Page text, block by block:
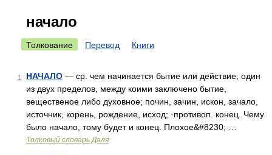
начало
Толкование Перевод Книги
1 НАЧАЛО — ср. чем начинается бытие или действие; один
из двух пределов, между коими заключено бытие,
вещественое либо духовное; почин, зачин, искон, зачало,
источник, корень, рождение, исход; ·противоп. конец. Чему
было начало, тому будет и конец. Плохое&#8230; …
Толковый словарь Даля